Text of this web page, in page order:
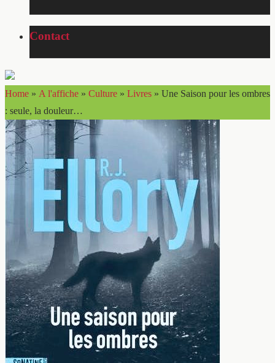
Contact
Home » A l'affiche » Culture » Livres » Une Saison pour les ombres
: seule, la douleur…